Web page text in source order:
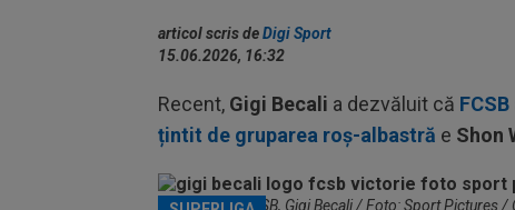
articol scris deDigi Sport
15.06.2026, 16:32
Recent, Gigi Becali a dezvăluit că
țintit de gruparea roș-albastră e Shon
Finanțatorul FCSB, Gigi Becali / Foto: Sport Pictures /